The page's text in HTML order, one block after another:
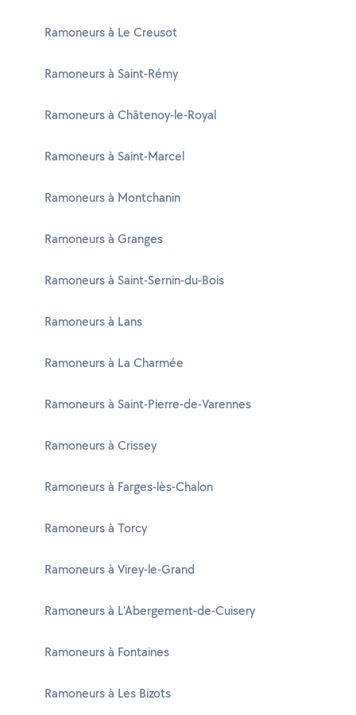
Ramoneurs à Le Creusot
Ramoneurs à Saint-Rémy
Ramoneurs à Châtenoy-le-Royal
Ramoneurs à Saint-Marcel
Ramoneurs à Montchanin
Ramoneurs à Granges
Ramoneurs à Saint-Sernin-du-Bois
Ramoneurs à Lans
Ramoneurs à La Charmée
Ramoneurs à Saint-Pierre-de-Varennes
Ramoneurs à Crissey
Ramoneurs à Farges-lès-Chalon
Ramoneurs à Torcy
Ramoneurs à Virey-le-Grand
Ramoneurs à L'Abergement-de-Cuisery
Ramoneurs à Fontaines
Ramoneurs à Les Bizots